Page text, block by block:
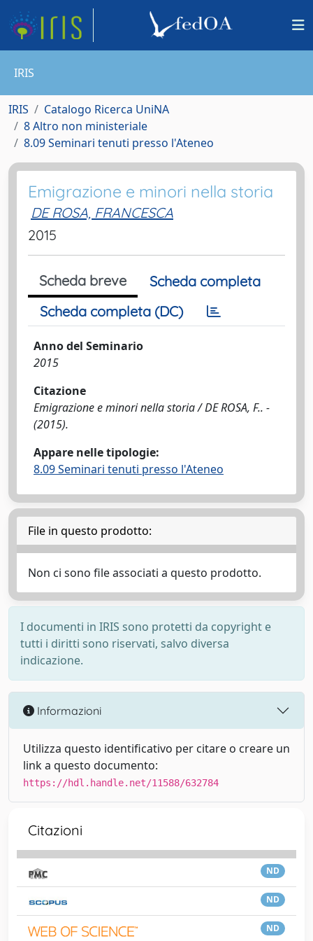
IRIS
IRIS
Catalogo Ricerca UniNA
8 Altro non ministeriale
8.09 Seminari tenuti presso l'Ateneo
Emigrazione e minori nella storia
DE ROSA, FRANCESCA
2015
Scheda breve
Scheda completa
Scheda completa (DC)
Anno del Seminario
2015
Citazione
Emigrazione e minori nella storia / DE ROSA, F.. -
(2015).
Appare nelle tipologie:
8.09 Seminari tenuti presso l'Ateneo
File in questo prodotto:
Non ci sono file associati a questo prodotto.
I documenti in IRIS sono protetti da copyright e
tutti i diritti sono riservati, salvo diversa
indicazione.
Informazioni
Utilizza questo identificativo per citare o creare un
link a questo documento:
https://hdl.handle.net/11588/632784
Citazioni
ND
ND
ND